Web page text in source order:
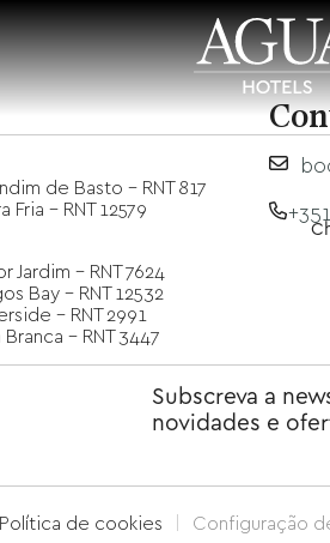
de Basto - RNT 817
Fria - RNT 12579
Jardim - RNT 7624
Bay - RNT 12532
- RNT 2991
- RNT 3447
Subscreva a
novidades e
Política de cookies
Configuração